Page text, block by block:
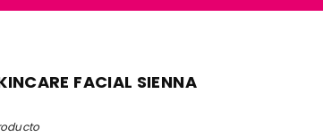
FACIAL SIENNA